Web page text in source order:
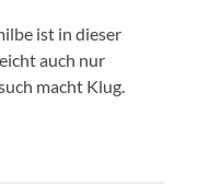
ist in dieser
auch nur
macht Klug.